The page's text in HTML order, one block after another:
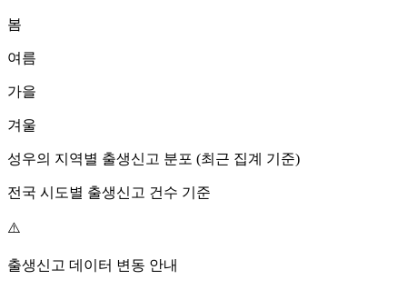
봄
여름
가을
겨울
성우의 지역별 출생신고 분포 (최근 집계 기준)
전국 시도별 출생신고 건수 기준
⚠️
출생신고 데이터 변동 안내